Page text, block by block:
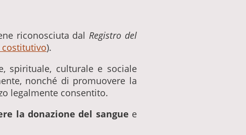
riconosciuta dal Registro del
).
spirituale, culturale e sociale
nonché di promuovere la
legalmente consentito.
la donazione del sangue e